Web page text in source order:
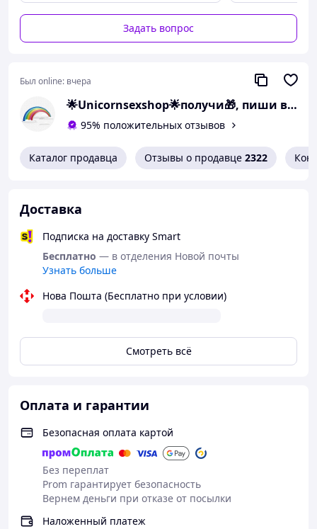
Парам, которые ищут способ сделать дистанцию
горячей
📦 В комплекте:
Смарт вибратор
USB-кабель
Инструкция
Характеристики:
Питание: Перезаряжаемый USB
Номинальное напряжение: 3,7 В
Задать вопрос
Был online: вчера
🌟Unicornsexshop🌟получи🎁, пиши в заказе "хочу 🎁"
95% положительных отзывов
Каталог продавца Отзывы о продавце 2322
Доставка
Подписка на доставку Smart
Бесплатно — в отделения Новой почты
Узнать больше
Нова Пошта (Бесплатно при условии)
Смотреть всё
Оплата и гарантии
Безопасная оплата картой
Без переплат
Prom гарантирует безопасность
Вернем деньги при отказе от посылки
Наложенный платеж